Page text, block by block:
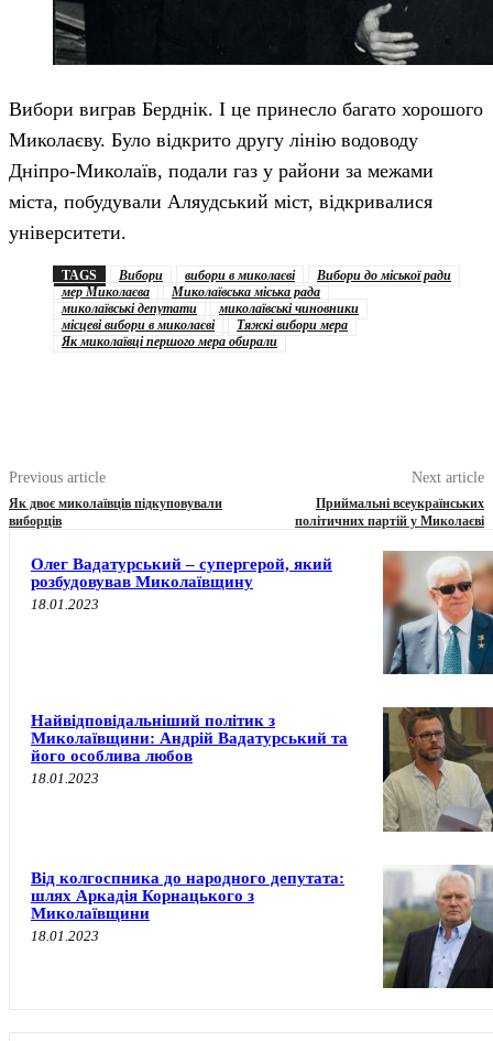
Вибори виграв Берднік. І це принесло багато хорошого
Миколаєву. Було відкрито другу лінію водоводу
Дніпро-Миколаїв, подали газ у райони за межами
міста, побудували Аляудський міст, відкривалися
університети.
TAGS Вибори вибори в миколаєві
Вибори до міської ради
мер Миколаєва
Миколаївська міська рада
миколаївські депутати
миколаївські чиновники
місцеві вибори в миколаєві
Тяжкі вибори мера
Як миколаївці першого мера обирали
Previous article
Як двоє миколаївців підкуповували
виборців
Next article
Приймальні всеукраїнських
політичних партій у Миколаєві
Олег Вадатурський – супергерой, який
розбудовував Миколаївщину
18.01.2023
Найвідповідальніший політик з
Миколаївщини: Андрій Вадатурський та
його особлива любов
18.01.2023
Від колгоспника до народного депутата:
шлях Аркадія Корнацького з
Миколаївщини
18.01.2023